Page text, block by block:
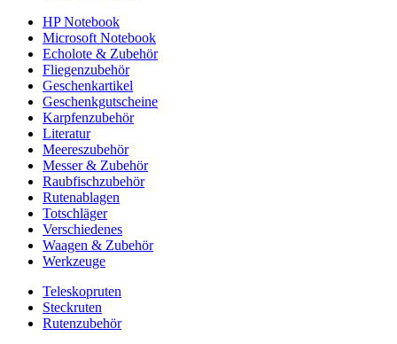
HP Notebook
Microsoft Notebook
Echolote & Zubehör
Fliegenzubehör
Geschenkartikel
Geschenkgutscheine
Karpfenzubehör
Literatur
Meereszubehör
Messer & Zubehör
Raubfischzubehör
Rutenablagen
Totschläger
Verschiedenes
Waagen & Zubehör
Werkzeuge
Teleskopruten
Steckruten
Rutenzubehör